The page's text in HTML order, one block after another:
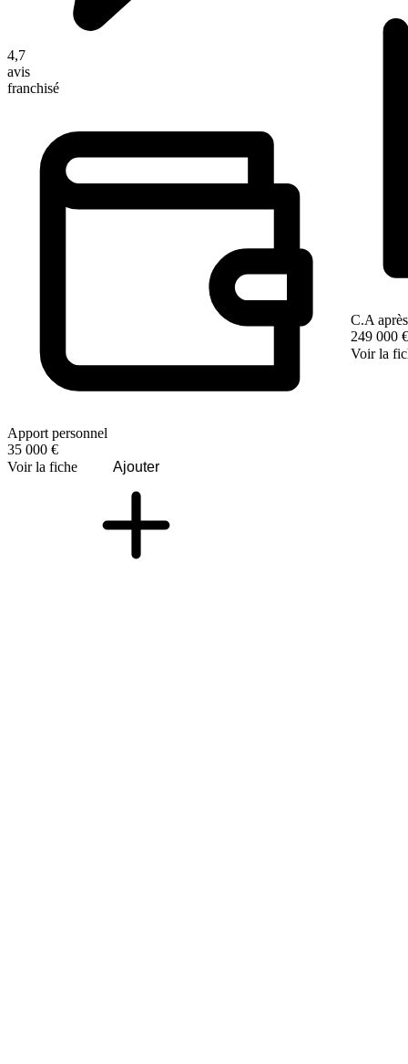
4,7
avis
franchisé
Apport personnel
35 000 €
Voir la fiche
Ajouter
C.A
249 000 €
Voir la